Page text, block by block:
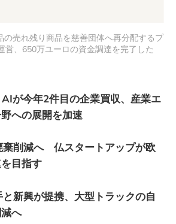
の売れ残り商品を慈善団体へ再分配するプ
営、650万ユーロの資金調達を完了した
が今年2件目の企業買収、産業エ
への展開を加速
減へ 仏スタートアップが欧
目指す
興が提携、大型トラックの自
へ